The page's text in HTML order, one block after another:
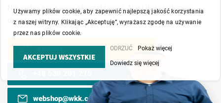
Nie wahaj się z nami skontaktować. Nasi doświadczeni
doradcy chętnie Ci pomogą.
Kontakt
webshop@wkk.com.pl
Używamy plików cookie, aby zapewnić najlepszą jakość korzystania
z naszej witryny. Klikając „Akceptuję”, wyrażasz zgodę na używanie
przez nas plików cookie.
AKCEPTUJ WSZYSTKIE
ODRZUĆ Pokaż więcej
Dowiedz się więcej